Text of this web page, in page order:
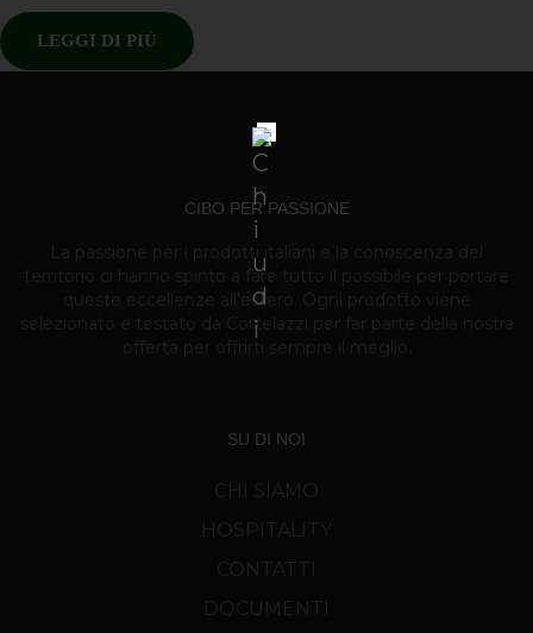
LEGGI DI PIÙ
CIBO PER PASSIONE
territorio ci hanno spinto a fare tutto il possibile per portare
queste eccellenze all’estero. Ogni prodotto viene
selezionato e testato da Cortelazzi per far parte della nostra
SU DI NOI
CHI SIAMO
HOSPITALITY
CONTATTI
DOCUMENTI